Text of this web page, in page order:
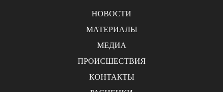
НОВОСТИ
МАТЕРИАЛЫ
МЕДИА
ПРОИСШЕСТВИЯ
КОНТАКТЫ